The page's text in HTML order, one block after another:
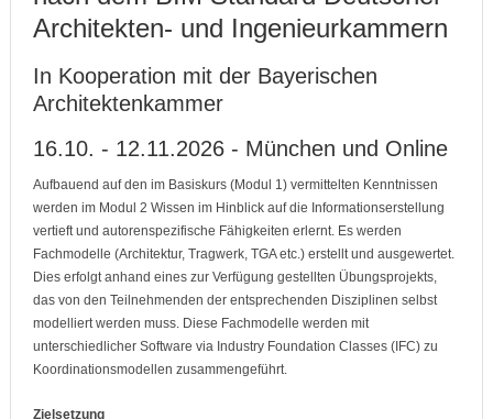
Architekten- und Ingenieurkammern
In Kooperation mit der Bayerischen
Architektenkammer
16.10. - 12.11.2026 - München und Online
Aufbauend auf den im Basiskurs (Modul 1) vermittelten Kenntnissen
werden im Modul 2 Wissen im Hinblick auf die Informationserstellung
vertieft und autorenspezifische Fähigkeiten erlernt. Es werden
Fachmodelle (Architektur, Tragwerk, TGA etc.) erstellt und ausgewertet.
Dies erfolgt anhand eines zur Verfügung gestellten Übungsprojekts,
das von den Teilnehmenden der entsprechenden Disziplinen selbst
modelliert werden muss. Diese Fachmodelle werden mit
unterschiedlicher Software via Industry Foundation Classes (IFC) zu
Koordinationsmodellen zusammengeführt.
Zielsetzung